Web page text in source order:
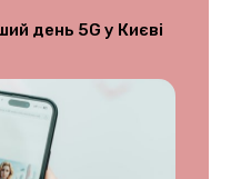
день 5G у Києві